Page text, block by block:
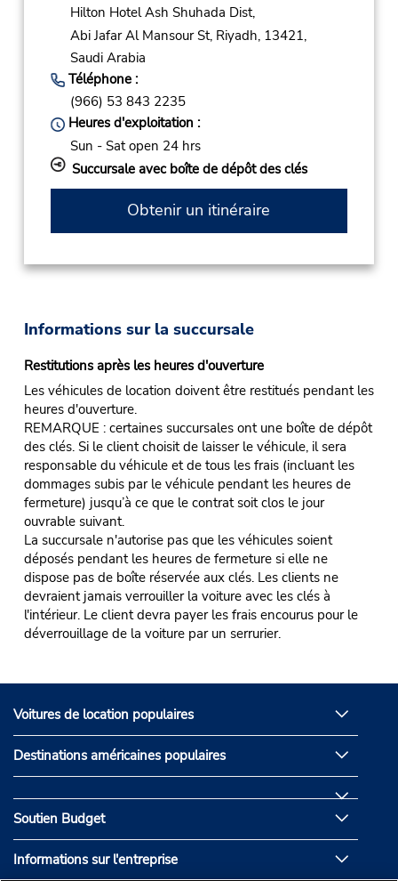
Hilton Hotel Ash Shuhada Dist,
Abi Jafar Al Mansour St, Riyadh, 13421,
Saudi Arabia
Téléphone :
(966) 53 843 2235
Heures d'exploitation :
Sun - Sat open 24 hrs
Succursale avec boîte de dépôt des clés
Obtenir un itinéraire
Informations sur la succursale
Restitutions après les heures d'ouverture
Les véhicules de location doivent être restitués pendant les
heures d'ouverture.
REMARQUE : certaines succursales ont une boîte de dépôt
des clés. Si le client choisit de laisser le véhicule, il sera
responsable du véhicule et de tous les frais (incluant les
dommages subis par le véhicule pendant les heures de
fermeture) jusqu’à ce que le contrat soit clos le jour
ouvrable suivant.
La succursale n'autorise pas que les véhicules soient
déposés pendant les heures de fermeture si elle ne
dispose pas de boîte réservée aux clés. Les clients ne
devraient jamais verrouiller la voiture avec les clés à
l'intérieur. Le client devra payer les frais encourus pour le
déverrouillage de la voiture par un serrurier.
Voitures de location populaires
Destinations américaines populaires
Soutien Budget
Informations sur l'entreprise